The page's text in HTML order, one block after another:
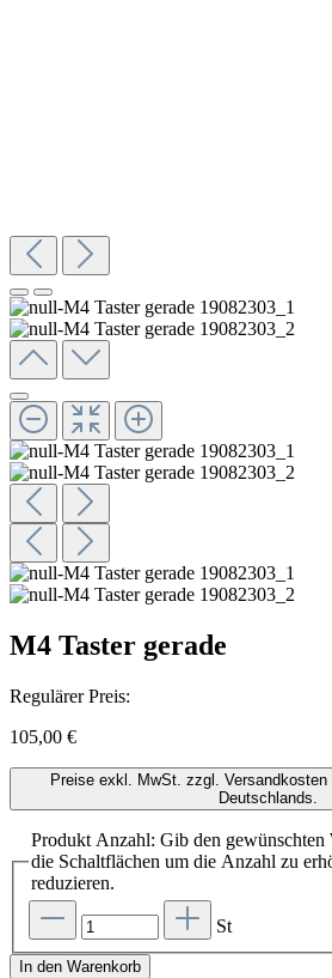
M4 Taster gerade
Regulärer Preis:
105,00 €
Preise exkl. MwSt. zzgl. Versandkosten
Deutschlands.
Produkt Anzahl: Gib den gewünschten
die Schaltflächen um die Anzahl zu
reduzieren.
St
In den Warenkorb